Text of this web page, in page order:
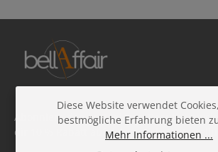
Abonniere den kostenlosen Beauty-
dir 10 % Rabatt auf deine nächste
Diese Website verwendet
bestmögliche Erfahrung bieten
Mehr Informationen ...